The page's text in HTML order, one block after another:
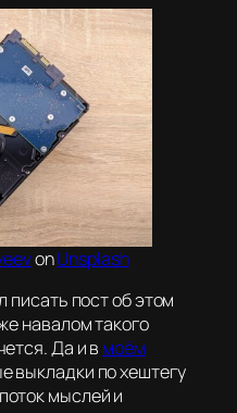
onUnsplash
писать пост об этом
навалом такого
Да и в моём
выкладки по хештегу
мыслей и